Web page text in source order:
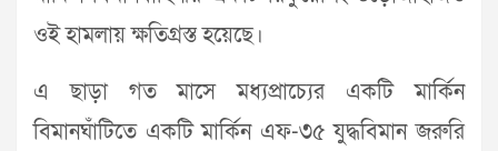
ওই হামলায় ক্ষতিগ্রস্ত হয়েছে।
এ ছাড়া গত মাসে মধ্যপ্রাচ্যের একটি মার্কিন
বিমানঘাঁটিতে একটি মার্কিন এফ-৩৫ যুদ্ধবিমান জরুরি